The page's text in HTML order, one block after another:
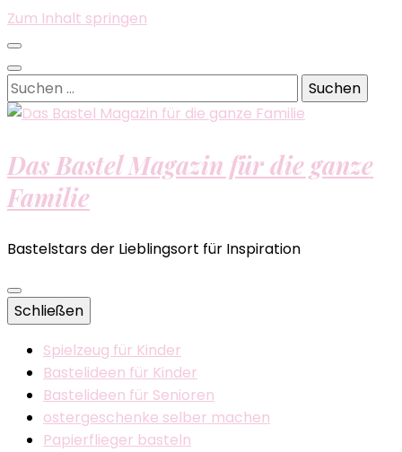
Zum Inhalt springen
Suchen
nach:
Das Bastel Magazin für die ganze
Familie
Bastelstars der Lieblingsort für Inspiration
Schließen
Spielzeug für Kinder
Bastelideen für Kinder
Bastelideen für Senioren
ostergeschenke selber machen
Papierflieger basteln